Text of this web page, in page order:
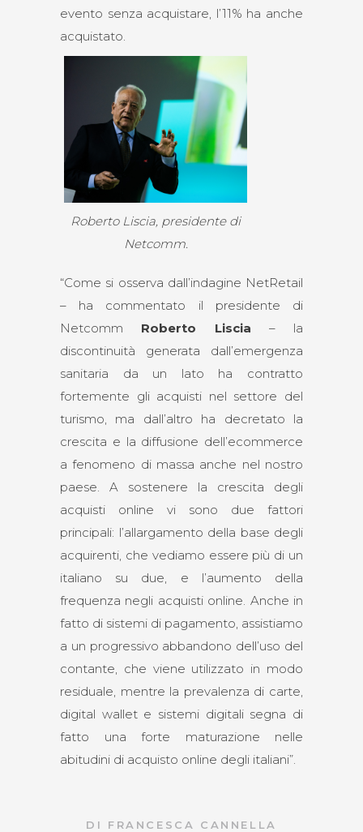
evento senza acquistare, l’11% ha anche
acquistato.
Roberto Liscia, presidente di
Netcomm.
“Come si osserva dall’indagine NetRetail
– ha commentato il presidente di
Netcomm Roberto Liscia – la
discontinuità generata dall’emergenza
sanitaria da un lato ha contratto
fortemente gli acquisti nel settore del
turismo, ma dall’altro ha decretato la
crescita e la diffusione dell’ecommerce
a fenomeno di massa anche nel nostro
paese. A sostenere la crescita degli
acquisti online vi sono due fattori
principali: l’allargamento della base degli
acquirenti, che vediamo essere più di un
italiano su due, e l’aumento della
frequenza negli acquisti online. Anche in
fatto di sistemi di pagamento, assistiamo
a un progressivo abbandono dell’uso del
contante, che viene utilizzato in modo
residuale, mentre la prevalenza di carte,
digital wallet e sistemi digitali segna di
fatto una forte maturazione nelle
abitudini di acquisto online degli italiani”.
DI FRANCESCA CANNELLA